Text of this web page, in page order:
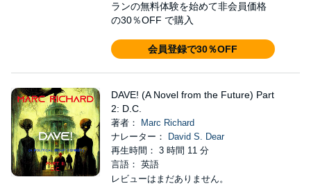
ランの無料体験を始めて非会員価格
の30％OFF で購入
会員登録で30％OFF
DAVE! (A Novel from the Future) Part
2: D.C.
著者：
Marc Richard
ナレーター：
David S. Dear
再生時間： 3 時間 11 分
言語： 英語
レビューはまだありません。